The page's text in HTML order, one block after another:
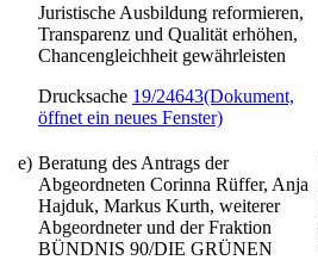
Juristische Ausbildung reformieren,
Transparenz und Qualität erhöhen,
Chancengleichheit gewährleisten
Drucksache 19/24643(Dokument,
öffnet ein neues Fenster)
e) Beratung des Antrags der
Abgeordneten Corinna Rüffer, Anja
Hajduk, Markus Kurth, weiterer
Abgeordneter und der Fraktion
BÜNDNIS 90/DIE GRÜNEN